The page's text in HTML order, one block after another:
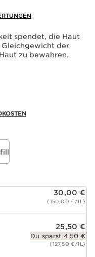
spendet, die Haut
der
zu bewahren.
30,00 €
(150,00 €/1L)
25,50 €
Du sparst 4,50 €
(127,50 €/1L)